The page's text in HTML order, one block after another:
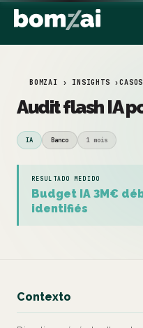
BOMZAI › INSIGHTS ›
Audit flash IA
IA Banco 1 mois
RESULTADO MEDIDO
Budget IA 3M€
identifiés
Contexto